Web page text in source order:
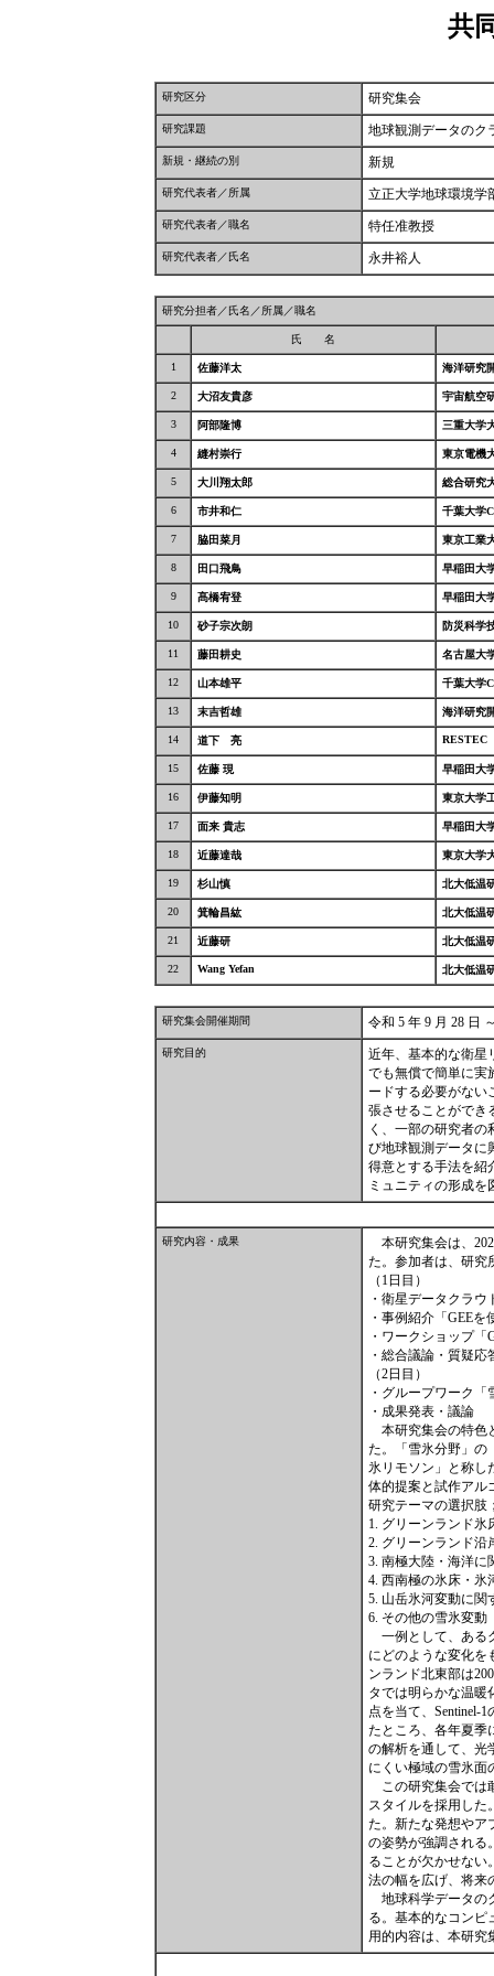
共
研究区分 研究集会
研究課題 地球観測データのク
新規・継続の別 新規
研究代表者／所属 立正大学地球環境学
研究代表者／職名 特任准教授
研究代表者／氏名 永井裕人
研究分担者／氏名／所属／職名
氏 名
1 佐藤洋太 海洋研究
2 大沼友貴彦 宇宙航空
3 阿部隆博 三重大学
4 縫村崇行 東京電機
5 大川翔太郎 総合研究
6 市井和仁 千葉大学
7 脇田菜月 東京工業
8 田口飛鳥 早稲田大
9 髙橋宥登 早稲田大
10 砂子宗次朗 防災科学
11 藤田耕史 名古屋大
12 山本雄平 千葉大学
13 末吉哲雄 海洋研究
14 道下 亮 RESTEC
15 佐藤 現 早稲田大
16 伊藤知明 東京大学
17 面来 貴志 早稲田大
18 近藤達哉 東京大学
19 杉山慎 北大低温
20 箕輪昌紘 北大低温
21 近藤研 北大低温
22 Wang Yefan 北大低温
研究集会開催期間 令和 5 年 9 月 28 日
研究目的
近年、基本的な衛星
でも無償で簡単に実
ードする必要がない
張させることができ
く、一部の研究者
び地球観測データに
得意とする手法を紹
ミュニティの形成を
研究内容・成果
本研究集会は、
た。参加者は、研究
（1日目）
・衛星データクラ
・事例紹介「GEE
・ワークショップ
・総合議論・質疑応
（2日目）
・グループワーク
・成果発表・議論
本研究集会の特色
た。「雪氷分野」の
氷リモソン」と称し
体的提案と試作アル
研究テーマの選択肢
1. グリーンランド氷
2. グリーンランド沿
3. 南極大陸・海洋に
4. 西南極の氷床・氷
5. 山岳氷河変動に関
6. その他の雪氷変動
一例として、ある
にどのような変化を
ンランド北東部は
タでは明らかな温暖
点を当て、Sentinel-
たところ、各年夏季
の解析を通して、光
にくい極域の雪氷面
この研究集会では
スタイルを採用した
た。新たな発想やア
の姿勢が強調される
ることが欠かせない
法の幅を広げ、将来
地球科学データの
る。基本的なコンピ
用的内容は、本研究